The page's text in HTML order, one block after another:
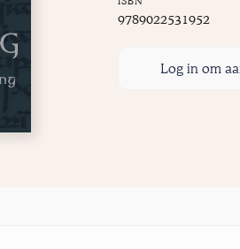
9789022531952
Log in om